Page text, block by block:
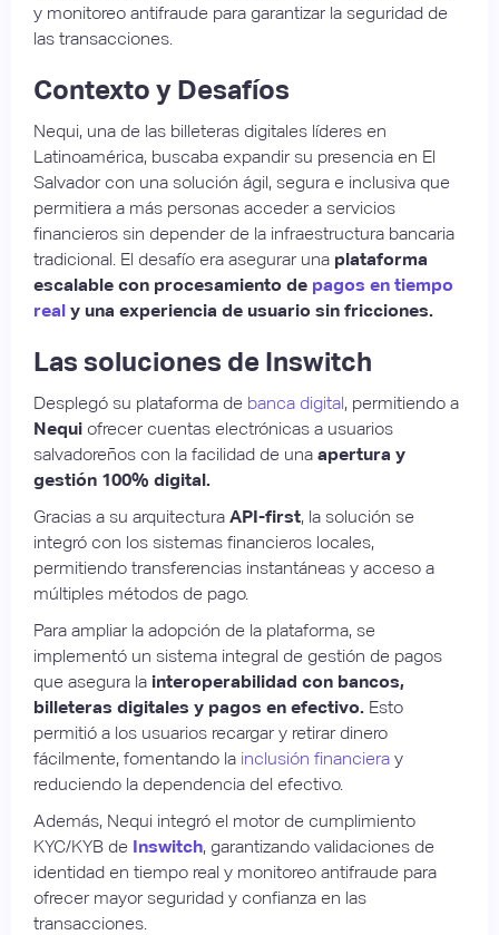
y monitoreo antifraude para garantizar la seguridad de
las transacciones.
Contexto y Desafíos
Nequi, una de las billeteras digitales líderes en
Latinoamérica, buscaba expandir su presencia en El
Salvador con una solución ágil, segura e inclusiva que
permitiera a más personas acceder a servicios
financieros sin depender de la infraestructura bancaria
tradicional. El desafío era asegurar una plataforma
escalable con procesamiento de pagos en tiempo
real y una experiencia de usuario sin fricciones.
Las soluciones de Inswitch
Desplegó su plataforma de banca digital, permitiendo a
Nequi ofrecer cuentas electrónicas a usuarios
salvadoreños con la facilidad de una apertura y
gestión 100% digital.
Gracias a su arquitectura API-first, la solución se
integró con los sistemas financieros locales,
permitiendo transferencias instantáneas y acceso a
múltiples métodos de pago.
Para ampliar la adopción de la plataforma, se
implementó un sistema integral de gestión de pagos
que asegura la interoperabilidad con bancos,
billeteras digitales y pagos en efectivo. Esto
permitió a los usuarios recargar y retirar dinero
fácilmente, fomentando la inclusión financiera y
reduciendo la dependencia del efectivo.
Además, Nequi integró el motor de cumplimiento
KYC/KYB de Inswitch, garantizando validaciones de
identidad en tiempo real y monitoreo antifraude para
ofrecer mayor seguridad y confianza en las
transacciones.